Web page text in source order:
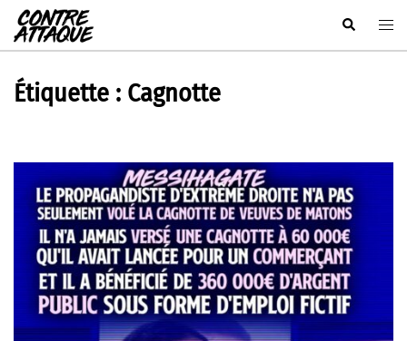
Aller
au
contenu
Rechercher
Étiquette : Cagnotte